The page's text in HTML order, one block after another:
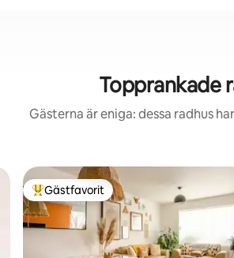
Topprankade
Gästerna är eniga: dessa radhus
Populär gästfavorit
Gästfavorit